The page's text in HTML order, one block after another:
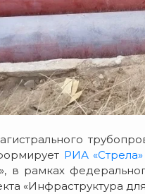
РИА «Стрела»
в рамках
«Инфраструктура